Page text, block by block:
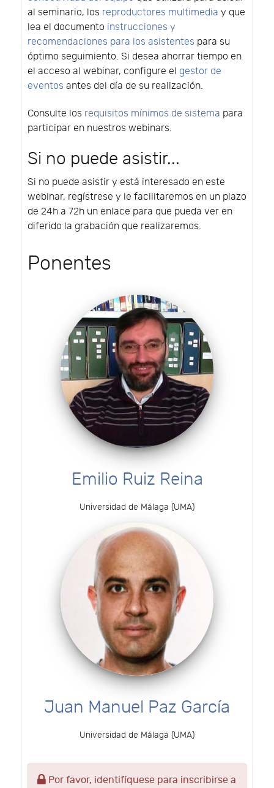
al seminario, los reproductores multimedia y que
lea el documento instrucciones y
recomendaciones para los asistentes para su
óptimo seguimiento. Si desea ahorrar tiempo en
el acceso al webinar, configure el gestor de
eventos antes del día de su realización.
Consulte los requisitos mínimos de sistema para
participar en nuestros webinars.
Si no puede asistir...
Si no puede asistir y está interesado en este
webinar, regístrese y le facilitaremos en un plazo
de 24h a 72h un enlace para que pueda ver en
diferido la grabación que realizaremos.
Ponentes
Emilio Ruiz Reina
Universidad de Málaga (UMA)
Juan Manuel Paz García
Universidad de Málaga (UMA)
Por favor, identifíquese para inscribirse a